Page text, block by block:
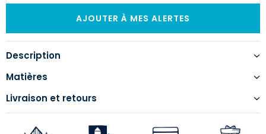
Description
Matières
Livraison et retours